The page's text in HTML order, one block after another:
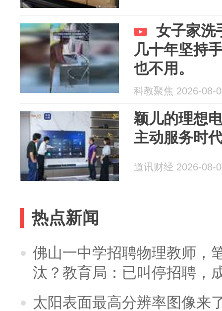
女子家洗
几十年坚持
也不用。
科教聚焦 2026-08-
颖儿的理想
主动服务时
道讯财经 2026-08-
热点新闻
佛山一中学招聘物理教师，
汰？教育局：已叫停招聘，
太阳表面最高分辨率图像来